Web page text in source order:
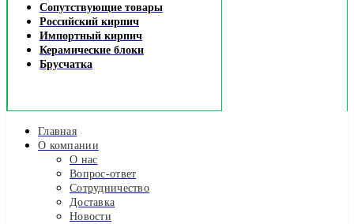
Сопутствующие товары
Российский кирпич
Импортный кирпич
Керамические блоки
Брусчатка
Главная
О компании
О нас
Вопрос-ответ
Сотрудничество
Доставка
Новости